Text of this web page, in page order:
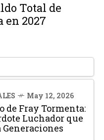
Total de
en 2027
May 12, 2026
de Fray Tormenta:
Luchador que